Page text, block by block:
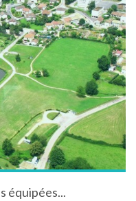
équipées...